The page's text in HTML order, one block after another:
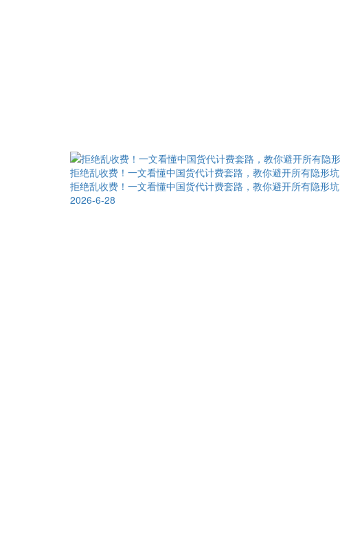
拒绝乱收费！一文看懂中国货代计费套路，教你避开所有隐形坑
拒绝乱收费！一文看懂中国货代计费套路，教你避开所有隐形坑
2026-6-28